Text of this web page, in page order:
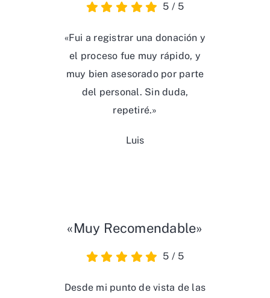
5 / 5
«Fui a registrar una donación y
el proceso fue muy rápido, y
muy bien asesorado por parte
del personal. Sin duda,
repetiré.»
Luis
«Muy Recomendable»
5 / 5
Desde mi punto de vista de las